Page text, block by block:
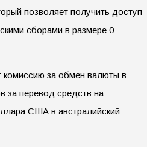
позволяет получить доступ
сборами в размере 0
комиссию за обмен валюты в
за перевод средств на
США в австралийский